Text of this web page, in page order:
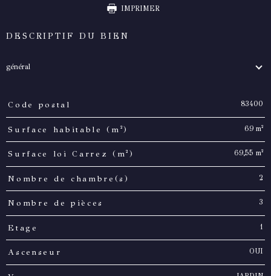
IMPRIMER
DESCRIPTIF DU BIEN
général
TRAD_PAMPERO_Caracteristique
Code postal 83400
Surface habitable (m²) 69 m²
Surface loi Carrez (m²) 69,55 m²
Nombre de chambre(s) 2
Nombre de pièces 3
Etage 1
Ascenseur OUI